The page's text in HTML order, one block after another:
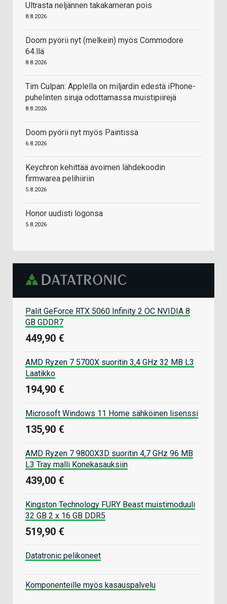
Ultrasta neljännen takakameran pois
8.8.2026
Doom pyörii nyt (melkein) myös Commodore
64:llä
8.8.2026
Tim Culpan: Applella on miljardin edestä iPhone-
puhelinten siruja odottamassa muistipiirejä
8.8.2026
Doom pyörii nyt myös Paintissa
6.8.2026
Keychron kehittää avoimen lähdekoodin
firmwarea pelihiiriin
5.8.2026
Honor uudisti logonsa
5.8.2026
Palit GeForce RTX 5060 Infinity 2 OC NVIDIA 8
GB GDDR7
449,90 €
AMD Ryzen 7 5700X suoritin 3,4 GHz 32 MB L3
Laatikko
194,90 €
Microsoft Windows 11 Home sähköinen lisenssi
135,90 €
AMD Ryzen 7 9800X3D suoritin 4,7 GHz 96 MB
L3 Tray malli Konekasauksiin
439,00 €
Kingston Technology FURY Beast muistimoduuli
32 GB 2 x 16 GB DDR5
519,90 €
Datatronic pelikoneet
Komponenteille myös kasauspalvelu